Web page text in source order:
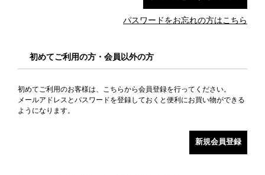
パスワードをお忘れの方はこちら
初めてご利用の方・会員以外の方
初めてご利用のお客様は、こちらから会員登録を行ってください。
メールアドレスとパスワードを登録しておくと便利にお買い物ができる
ようになります。